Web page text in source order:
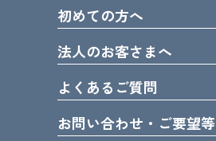
初めての方へ
法人のお客さまへ
よくあるご質問
お問い合わせ・ご要望等